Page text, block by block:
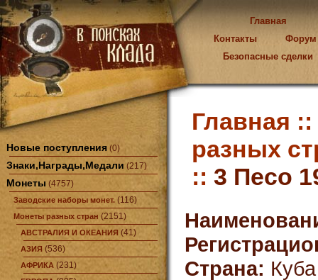
Главная
Контакты
Форум
Безопасные сделки
Новые поступления (0)
Знаки,Награды,Медали (217)
Монеты (4757)
Заводские наборы монет. (116)
Монеты разных стран (2151)
АВСТРАЛИЯ И ОКЕАНИЯ (41)
АЗИЯ (536)
АФРИКА (231)
Главная ::
разных
:: 3 Песо
Страна: Куба